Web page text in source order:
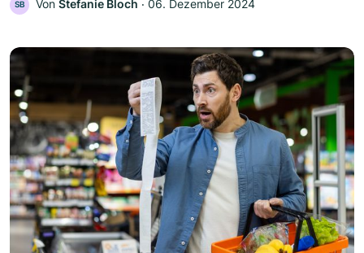
SB Von Stefanie Bloch ‧ 06. Dezember 2024